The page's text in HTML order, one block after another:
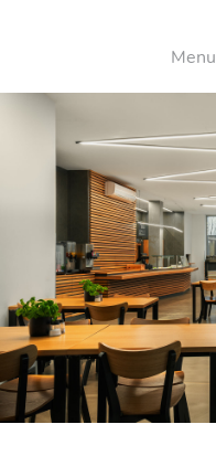
Menu